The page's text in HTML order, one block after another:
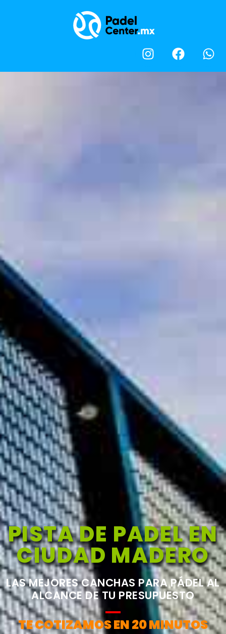
PISTA DE PADEL EN
CIUDAD MADERO
LAS MEJORES CANCHAS PARA PÁDEL AL
ALCANCE DE TU PRESUPUESTO
TE COTIZAMOS EN 20 MINUTOS